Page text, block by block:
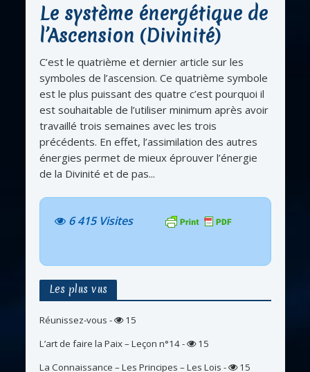
Le système énergétique de
l’Ascension (Divinité)
C’est le quatrième et dernier article sur les
symboles de l’ascension. Ce quatrième symbole
est le plus puissant des quatre c’est pourquoi il
est souhaitable de l’utiliser minimum après avoir
travaillé trois semaines avec les trois
précédents. En effet, l’assimilation des autres
énergies permet de mieux éprouver l’énergie
de la Divinité et de pas...
6 415 Visites
Les plus vus
Réunissez-vous -
15
L’art de faire la Paix – Leçon n°14-
15
La Connaissance – Les Principes – Les Lois -
15